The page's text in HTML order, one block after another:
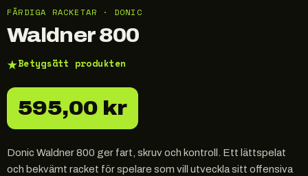
FÄRDIGA RACKETAR · DONIC
Waldner 800
★Betygsätt produkten
595,00 kr
Donic Waldner 800 ger fart, skruv och kontroll. Ett lättspelat
och bekvämt racket för spelare som vill utveckla sitt offensiva